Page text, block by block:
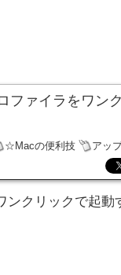
ファイラをワン
☆Macの便利技 アッ
ンクリックで起動